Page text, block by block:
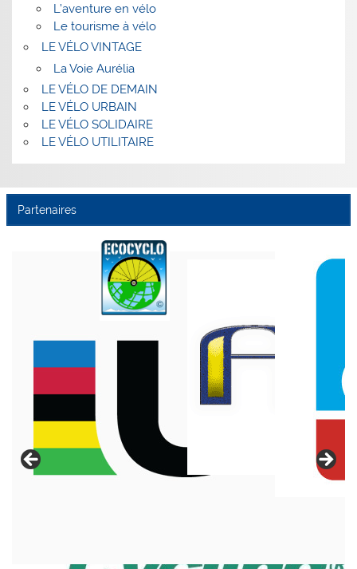
L’aventure en vélo
Le tourisme à vélo
LE VÉLO VINTAGE
La Voie Aurélia
LE VÉLO DE DEMAIN
LE VÉLO URBAIN
LE VÉLO SOLIDAIRE
LE VÉLO UTILITAIRE
Partenaires